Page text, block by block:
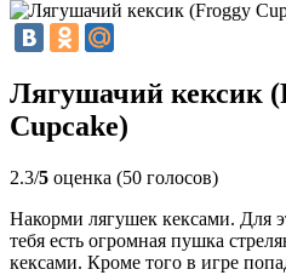
Лягушачий кексик
Cupcake)
2.3/5 оценка (50 голосов)
Накорми лягушек кексами. Для
тебя есть огромная пушка
кексами. Кроме того в игре